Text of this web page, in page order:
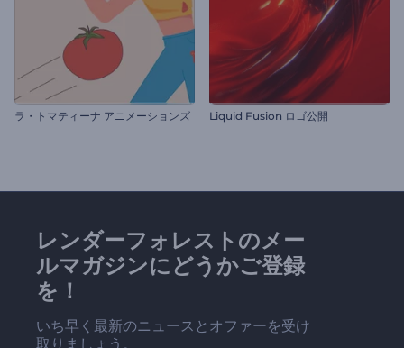
ラ・トマティーナ アニメーションズ Liquid Fusion ロゴ公開
レンダーフォレストのメー
ルマガジンにどうかご登録
を！
いち早く最新のニュースとオファーを受け
取りましょう。